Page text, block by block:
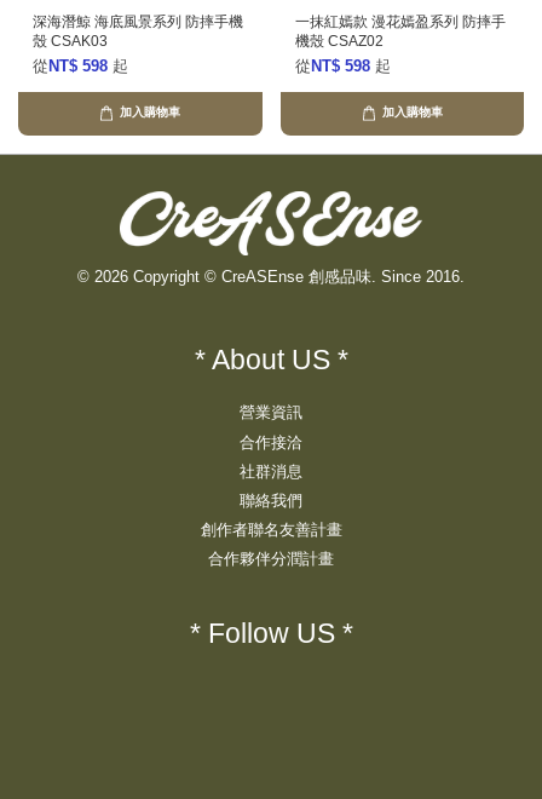
深海潛鯨 海底風景系列 防摔手機
殼 CSAK03
從 NT$ 598 起
加入購物車
一抹紅嫣款 漫花嫣盈系列 防摔手
機殼 CSAZ02
從 NT$ 598 起
加入購物車
© 2026 Copyright © CreASEnse 創感品味. Since 2016.
* About US *
營業資訊
合作接洽
社群消息
聯絡我們
創作者聯名友善計畫
合作夥伴分潤計畫
* Follow US *